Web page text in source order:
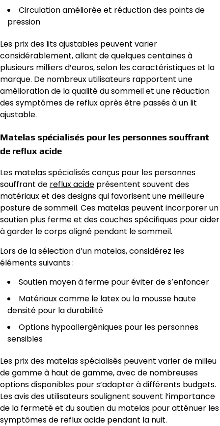
Circulation améliorée et réduction des points de
pression
Les prix des lits ajustables peuvent varier
considérablement, allant de quelques centaines à
plusieurs milliers d’euros, selon les caractéristiques et la
marque. De nombreux utilisateurs rapportent une
amélioration de la qualité du sommeil et une réduction
des symptômes de reflux après être passés à un lit
ajustable.
Matelas spécialisés pour les personnes souffrant
de reflux acide
Les matelas spécialisés conçus pour les personnes
souffrant de reflux acide présentent souvent des
matériaux et des designs qui favorisent une meilleure
posture de sommeil. Ces matelas peuvent incorporer un
soutien plus ferme et des couches spécifiques pour aider
à garder le corps aligné pendant le sommeil.
Lors de la sélection d’un matelas, considérez les
éléments suivants :
Soutien moyen à ferme pour éviter de s’enfoncer
Matériaux comme le latex ou la mousse haute
densité pour la durabilité
Options hypoallergéniques pour les personnes
sensibles
Les prix des matelas spécialisés peuvent varier de milieu
de gamme à haut de gamme, avec de nombreuses
options disponibles pour s’adapter à différents budgets.
Les avis des utilisateurs soulignent souvent l’importance
de la fermeté et du soutien du matelas pour atténuer les
symptômes de reflux acide pendant la nuit.